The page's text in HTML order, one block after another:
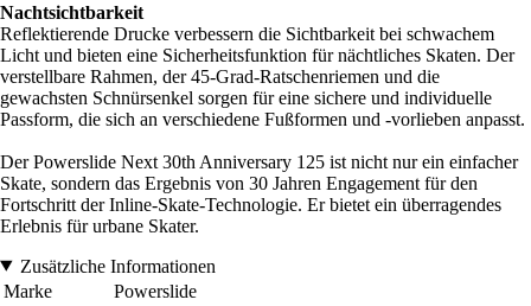
Nachtsichtbarkeit
Reflektierende Drucke verbessern die Sichtbarkeit bei schwachem
Licht und bieten eine Sicherheitsfunktion für nächtliches Skaten. Der
verstellbare Rahmen, der 45-Grad-Ratschenriemen und die
gewachsten Schnürsenkel sorgen für eine sichere und individuelle
Passform, die sich an verschiedene Fußformen und -vorlieben anpasst.
Der Powerslide Next 30th Anniversary 125 ist nicht nur ein einfacher
Skate, sondern das Ergebnis von 30 Jahren Engagement für den
Fortschritt der Inline-Skate-Technologie. Er bietet ein überragendes
Erlebnis für urbane Skater.
Zusätzliche Informationen
Marke
Powerslide